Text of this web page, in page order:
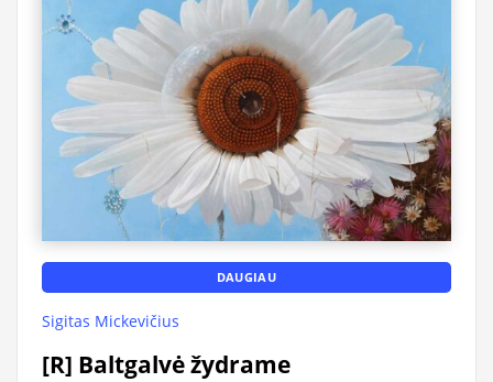
DAUGIAU
Sigitas Mickevičius
[R] Baltgalvė žydrame